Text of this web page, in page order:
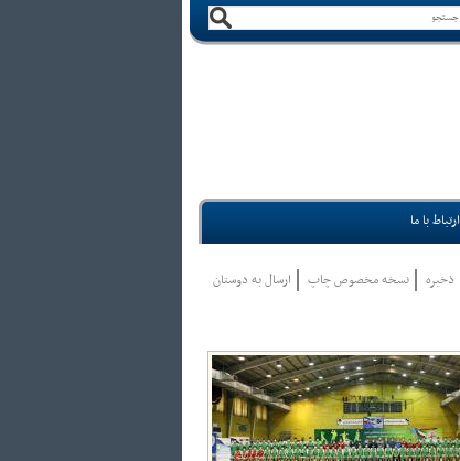
ارتباط با ما
ذخيره نسخه مخصوص چاپ ارسال به دوستان